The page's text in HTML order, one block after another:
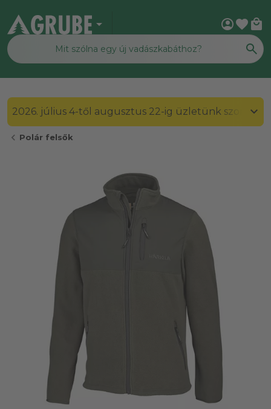
arrow_drop_down account_circlefavorite local_mall
2026. július 4-től augusztus 22-ig üzletünk
chevron_left Polár felsők